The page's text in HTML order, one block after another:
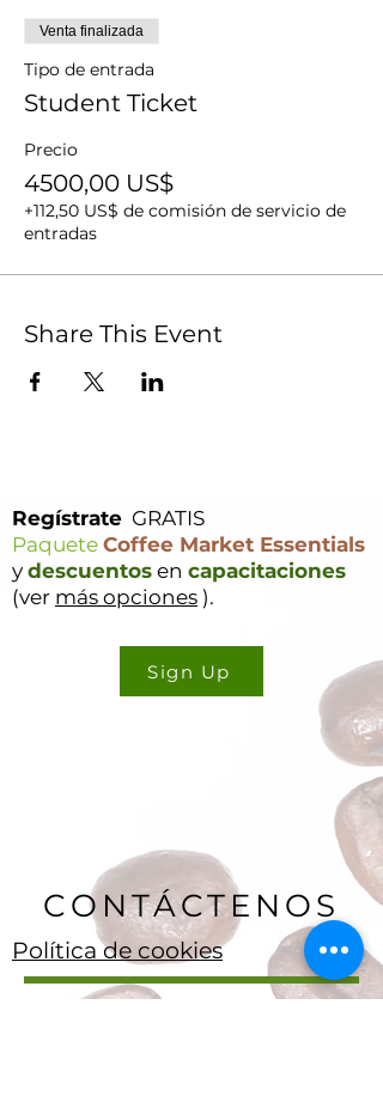
Venta finalizada
Tipo de entrada
Student Ticket
Precio
4500,00 US$
+112,50 US$ de comisión de servicio de
entradas
Share This Event
Regístrate GRATIS
Paquete Coffee Market Essentials
y descuentos en capacitaciones
(ver más opciones ).
Sign Up
CONTÁCTENOS
Política de cookies
ryan delany